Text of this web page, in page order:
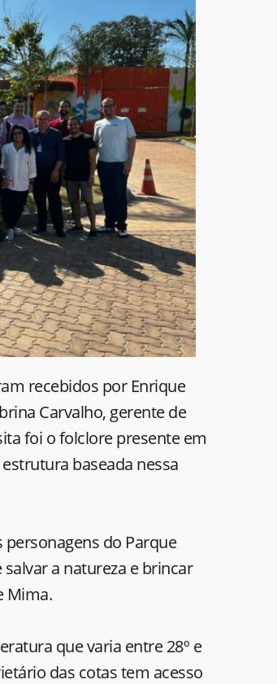
recebidos por Enrique
Carvalho, gerente de
foi o folclore presente em
baseada nessa
do Parque
a natureza e brincar
Mima.
que varia entre 28º e
das cotas tem acesso